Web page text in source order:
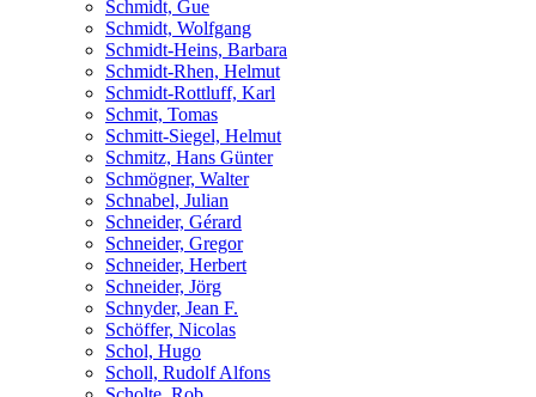
Schmidt, Gue
Schmidt, Wolfgang
Schmidt-Heins, Barbara
Schmidt-Rhen, Helmut
Schmidt-Rottluff, Karl
Schmit, Tomas
Schmitt-Siegel, Helmut
Schmitz, Hans Günter
Schmögner, Walter
Schnabel, Julian
Schneider, Gérard
Schneider, Gregor
Schneider, Herbert
Schneider, Jörg
Schnyder, Jean F.
Schöffer, Nicolas
Schol, Hugo
Scholl, Rudolf Alfons